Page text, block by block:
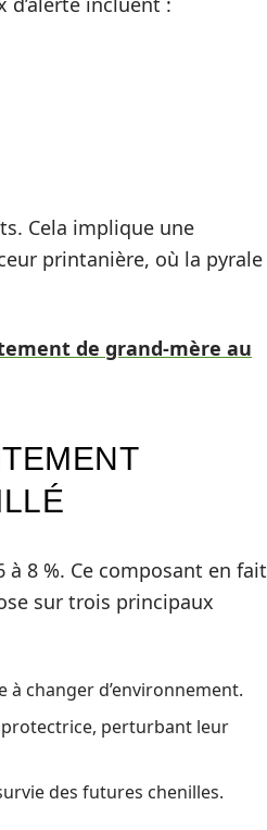
Cela implique une
printanière, où la pyrale
de grand-mère au
à 8 %. Ce composant en fait
sur trois principaux
à changer d’environnement.
perturbant leur
des futures chenilles.